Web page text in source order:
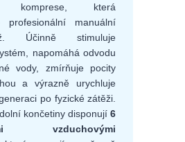
komprese, která
profesionální manuální
Účinně stimuluje
napomáhá odvodu
vody, zmírňuje pocity
a výrazně urychluje
po fyzické zátěži.
končetiny disponují6
vzduchovými